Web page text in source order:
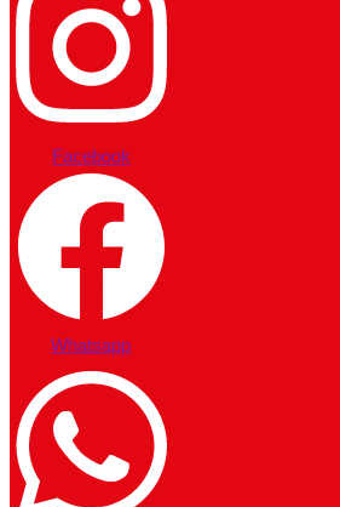
Facebook
Whatsapp